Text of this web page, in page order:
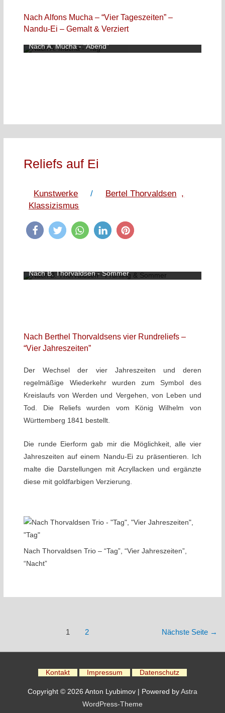
Nach Alfons Mucha – “Vier Tageszeiten” –
Nandu-Ei – Gemalt & Verziert
Nach A. Mucha - "Abend"
Reliefs auf Ei
Kunstwerke / Bertel Thorvaldsen ,
Klassizismus
Nach B. Thorvaldsen - Sommer
Nach Berthel Thorvaldsens vier Rundreliefs –
“Vier Jahreszeiten”
Der Wechsel der vier Jahreszeiten und deren
regelmäßige Wiederkehr wurden zum Symbol des
Kreislaufs von Werden und Vergehen, von Leben und
Tod. Die Reliefs wurden vom König Wilhelm von
Württemberg 1841 bestellt.
Die runde Eierform gab mir die Möglichkeit, alle vier
Jahreszeiten auf einem Nandu-Ei zu präsentieren. Ich
malte die Darstellungen mit Acryllacken und ergänzte
diese mit goldfarbigen Verzierung.
Nach Thorvaldsen Trio – “Tag”, “Vier Jahreszeiten”,
“Nacht”
Beitragsnavigation
1 2 Nächste Seite →
Kontakt Impressum Datenschutz
Copyright © 2026 Anton Lyubimov | Powered by Astra
WordPress-Theme